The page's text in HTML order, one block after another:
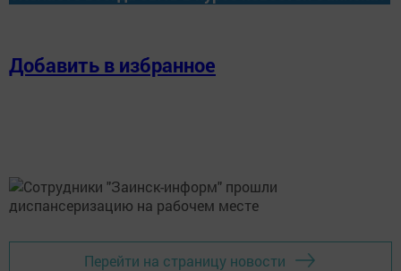
Добавить в избранное
Перейти на страницу новости